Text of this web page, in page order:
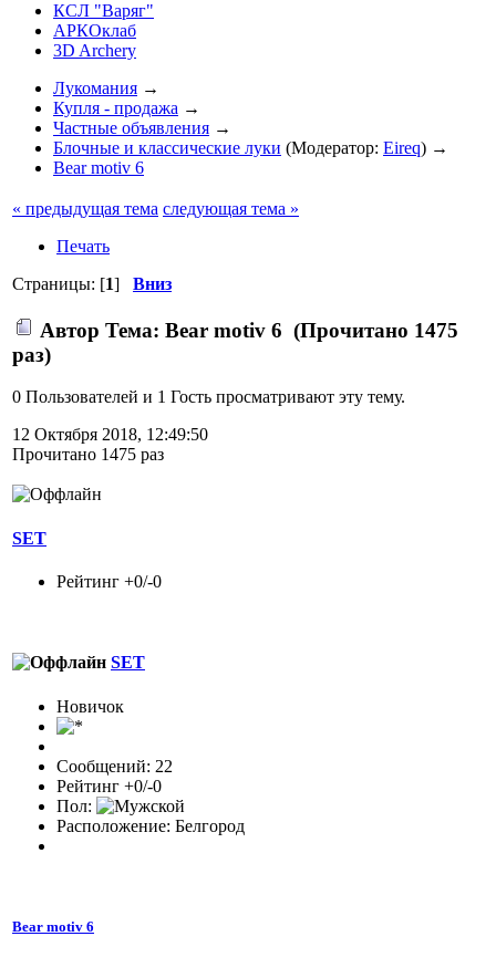
КСЛ "Варяг"
АРКОклаб
3D Archery
Лукомания →
Купля - продажа →
Частные объявления →
Блочные и классические луки (Модератор: Eireq) →
Bear motiv 6
« предыдущая тема следующая тема »
Печать
Страницы: [1] Вниз
Автор Тема: Bear motiv 6 (Прочитано 1475
раз)
0 Пользователей и 1 Гость просматривают эту тему.
12 Октября 2018, 12:49:50
Прочитано 1475 раз
SET
Рейтинг +0/-0
SET
Новичок
Сообщений: 22
Рейтинг +0/-0
Пол:
Расположение: Белгород
Bear motiv 6